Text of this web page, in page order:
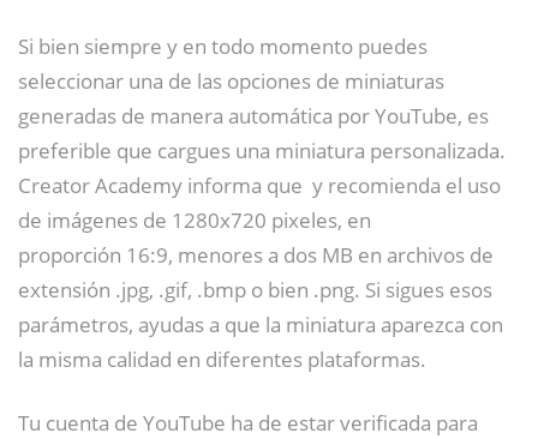
Si bien siempre y en todo momento puedes
seleccionar una de las opciones de miniaturas
generadas de manera automática por YouTube, es
preferible que cargues una miniatura personalizada.
Creator Academy informa que y recomienda el uso
de imágenes de 1280x720 pixeles, en
proporción 16:9, menores a dos MB en archivos de
extensión .jpg, .gif, .bmp o bien .png. Si sigues esos
parámetros, ayudas a que la miniatura aparezca con
la misma calidad en diferentes plataformas.
Tu cuenta de YouTube ha de estar verificada para